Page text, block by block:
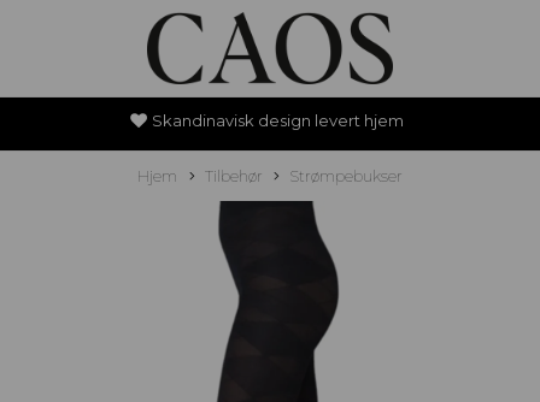
Skandinavisk design levert hjem
Hjem Tilbehør Strømpebukser